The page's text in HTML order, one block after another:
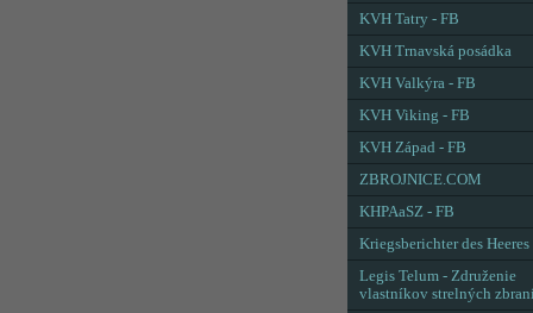
KVH Tatry - FB
KVH Trnavská posádka
KVH Valkýra - FB
KVH Viking - FB
KVH Západ - FB
ZBROJNICE.COM
KHPAaSZ - FB
Kriegsberichter des Heeres
Legis Telum - Združenie
vlastníkov strelných